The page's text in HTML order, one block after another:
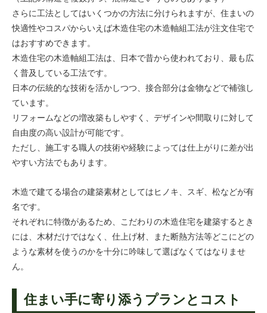
さらに工法としてはいくつかの方法に分けられますが、住まいの
快適性やコスパからいえば木造住宅の木造軸組工法が注文住宅で
はおすすめできます。
木造住宅の木造軸組工法は、日本で昔から使われており、最も広
く普及している工法です。
日本の伝統的な技術を活かしつつ、接合部分は金物などで補強し
ています。
リフォームなどの増改築もしやすく、デザインや間取りに対して
自由度の高い設計が可能です。
ただし、施工する職人の技術や経験によっては仕上がりに差が出
やすい方法でもあります。
木造で建てる場合の建築素材としてはヒノキ、スギ、松などが有
名です。
それぞれに特徴があるため、こだわりの木造住宅を建築するとき
には、木材だけではなく、仕上げ材、また断熱方法等どこにどの
ような素材を使うのかを十分に吟味して選ばなくてはなりませ
ん。
住まい手に寄り添うプランとコスト